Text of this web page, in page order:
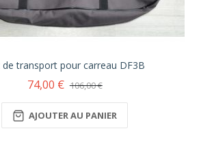
de transport pour carreau DF3B
74,00 € 106,00 €
AJOUTER AU PANIER